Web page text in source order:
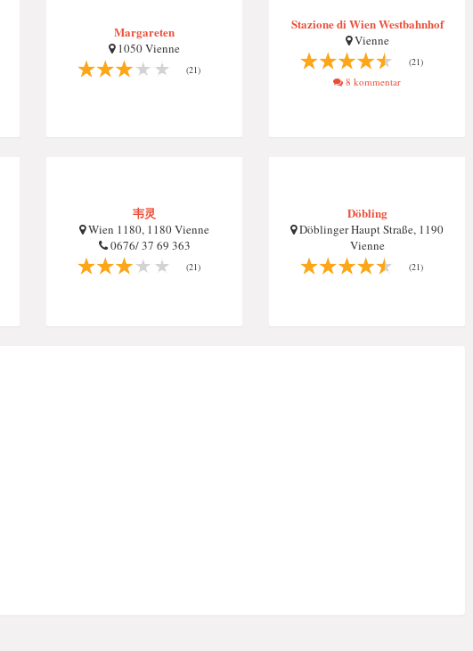
Margareten
1050 Vienne
(21)
Stazione di Wien Westbahnhof
Vienne
(21)
8 kommentar
韦灵
Wien 1180, 1180 Vienne
0676/ 37 69 363
(21)
Döbling
Döblinger Haupt Straße, 1190
Vienne
(21)